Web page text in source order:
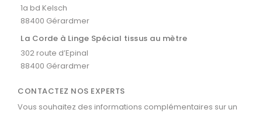
1a bd Kelsch
88400 Gérardmer
La Corde à Linge Spécial tissus au mètre
302 route d’Epinal
88400 Gérardmer
CONTACTEZ NOS EXPERTS
Vous souhaitez des informations complémentaires sur un